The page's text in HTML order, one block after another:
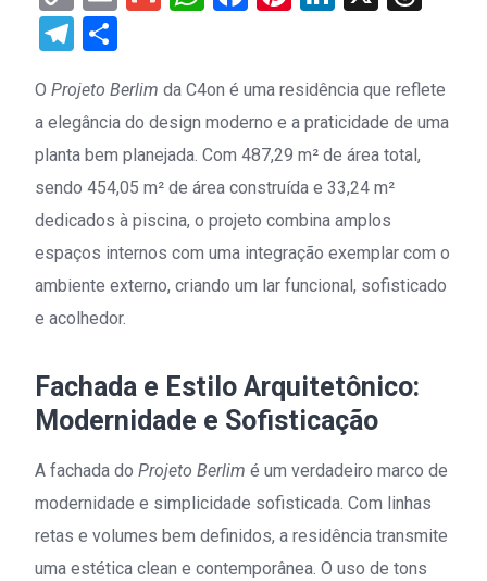
Link
Telegram
O Projeto Berlim da C4on é uma residência que reflete
a elegância do design moderno e a praticidade de uma
planta bem planejada. Com 487,29 m² de área total,
sendo 454,05 m² de área construída e 33,24 m²
dedicados à piscina, o projeto combina amplos
espaços internos com uma integração exemplar com o
ambiente externo, criando um lar funcional, sofisticado
e acolhedor.
Fachada e Estilo Arquitetônico:
Modernidade e Sofisticação
A fachada do Projeto Berlim é um verdadeiro marco de
modernidade e simplicidade sofisticada. Com linhas
retas e volumes bem definidos, a residência transmite
uma estética clean e contemporânea. O uso de tons